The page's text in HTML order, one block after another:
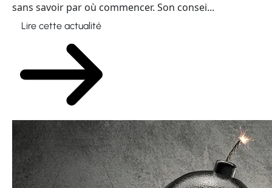
sans savoir par où commencer. Son consei...
Lire cette actualité